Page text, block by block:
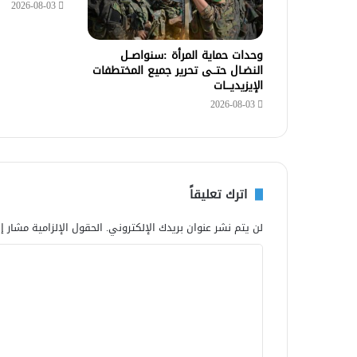
وحدات حماية المرأة :سنواصــل
النضـال حتــى تحرير جميع المختطفات
الإيزيديـــات
2026-08-03
2026-08-03
اترك تعليقاً
لن يتم نشر عنوان بريدك الإلكتروني. الحقول الإلزامية مشار